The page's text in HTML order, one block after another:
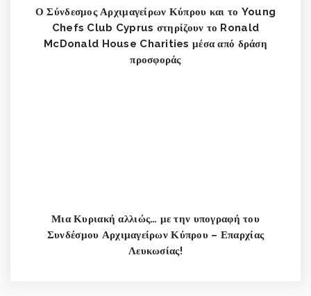
Ο Σύνδεσμος Αρχιμαγείρων Κύπρου και το Young
Chefs Club Cyprus στηρίζουν το Ronald
McDonald House Charities μέσα από δράση
προσφοράς
Μια Κυριακή αλλιώς… με την υπογραφή του
Συνδέσμου Αρχιμαγείρων Κύπρου – Επαρχίας
Λευκωσίας!